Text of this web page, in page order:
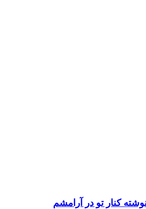
کنار تو در آرامشم